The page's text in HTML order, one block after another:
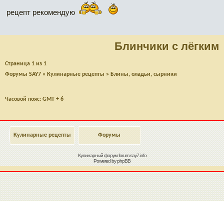
рецепт рекомендую
Блинчики с лёгким
Страница 1 из 1
Форумы SAY7 » Кулинарные рецепты » Блины, оладьи, сырники
Часовой пояс: GMT + 6
Кулинарные рецепты Форумы
Кулинарный форумforum.say7.info
Powered byphpBB